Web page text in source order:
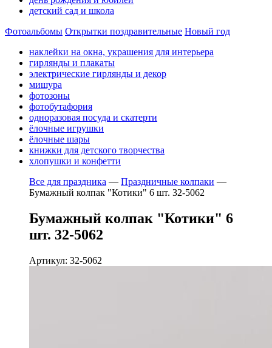
детский сад и школа
Фотоальбомы Открытки поздравительные Новый год
наклейки на окна, украшения для интерьера
гирлянды и плакаты
электрические гирлянды и декор
мишура
фотозоны
фотобутафория
одноразовая посуда и скатерти
ёлочные игрушки
ёлочные шары
книжки для детского творчества
хлопушки и конфетти
Все для праздника — Праздничные колпаки —
Бумажный колпак "Котики" 6 шт. 32-5062
Бумажный колпак "Котики" 6
шт. 32-5062
Артикул: 32-5062